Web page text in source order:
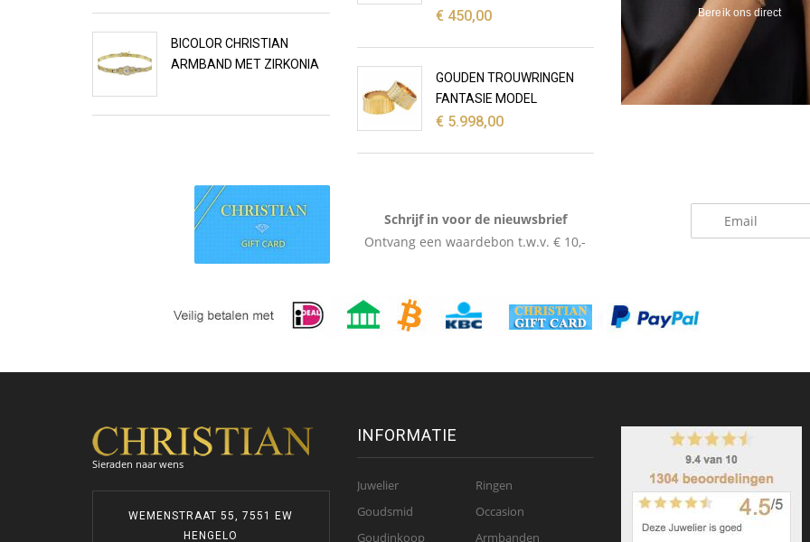
BICOLOR CHRISTIAN
ARMBAND MET ZIRKONIA
€450,00
GOUDEN TROUWRINGEN
FANTASIE MODEL
€5.998,00
Bereik ons direct
Schrijf in voor de nieuwsbrief
Ontvang een waardebon t.w.v. € 10,-
Sieraden naar wens
WEMENSTRAAT 55, 7551 EW
HENGELO
INFORMATIE
Juwelier
Goudsmid
Goudinkoop
Ringen
Occasion
Armbanden